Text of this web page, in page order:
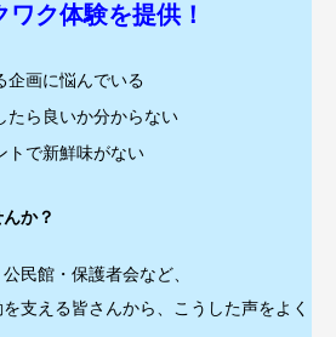
ク体験を提供！
企画に悩んでいる
たら良いか分からない
トで新鮮味がない
か？
民館・保護者会など、
支える皆さんから、こうした声をよく